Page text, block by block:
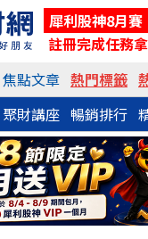
犀利股神8月賽
註冊完成任務
焦點文章 熱門標籤
聚財講座 暢銷排行